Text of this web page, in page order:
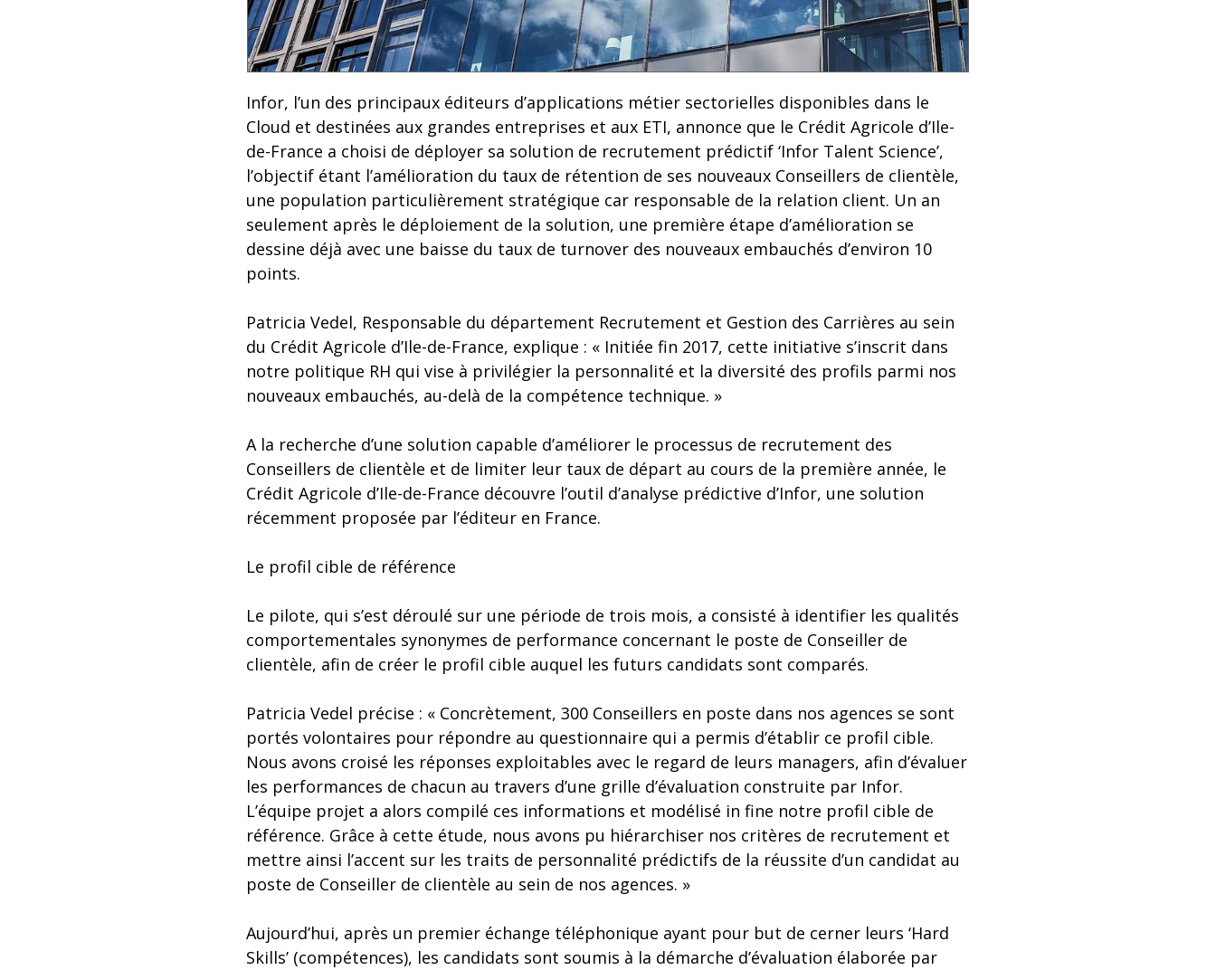
Infor, l’un des principaux éditeurs d’applications métier sectorielles disponibles dans le
Cloud et destinées aux grandes entreprises et aux ETI, annonce que le Crédit Agricole d’Ile-
de-France a choisi de déployer sa solution de recrutement prédictif ‘Infor Talent Science’,
l’objectif étant l’amélioration du taux de rétention de ses nouveaux Conseillers de clientèle,
une population particulièrement stratégique car responsable de la relation client. Un an
seulement après le déploiement de la solution, une première étape d’amélioration se
dessine déjà avec une baisse du taux de turnover des nouveaux embauchés d’environ 10
points.
Patricia Vedel, Responsable du département Recrutement et Gestion des Carrières au sein
du Crédit Agricole d’Ile-de-France, explique : « Initiée fin 2017, cette initiative s’inscrit dans
notre politique RH qui vise à privilégier la personnalité et la diversité des profils parmi nos
nouveaux embauchés, au-delà de la compétence technique. »
A la recherche d’une solution capable d’améliorer le processus de recrutement des
Conseillers de clientèle et de limiter leur taux de départ au cours de la première année, le
Crédit Agricole d’Ile-de-France découvre l’outil d’analyse prédictive d’Infor, une solution
récemment proposée par l’éditeur en France.
Le profil cible de référence
Le pilote, qui s’est déroulé sur une période de trois mois, a consisté à identifier les qualités
comportementales synonymes de performance concernant le poste de Conseiller de
clientèle, afin de créer le profil cible auquel les futurs candidats sont comparés.
Patricia Vedel précise : « Concrètement, 300 Conseillers en poste dans nos agences se sont
portés volontaires pour répondre au questionnaire qui a permis d’établir ce profil cible.
Nous avons croisé les réponses exploitables avec le regard de leurs managers, afin d’évaluer
les performances de chacun au travers d’une grille d’évaluation construite par Infor.
L’équipe projet a alors compilé ces informations et modélisé in fine notre profil cible de
référence. Grâce à cette étude, nous avons pu hiérarchiser nos critères de recrutement et
mettre ainsi l’accent sur les traits de personnalité prédictifs de la réussite d’un candidat au
poste de Conseiller de clientèle au sein de nos agences. »
Aujourd’hui, après un premier échange téléphonique ayant pour but de cerner leurs ‘Hard
Skills’ (compétences), les candidats sont soumis à la démarche d’évaluation élaborée par